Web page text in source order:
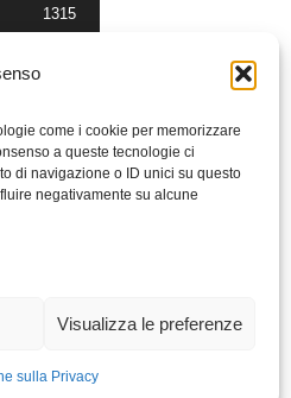
come i cookie per memorizzare
a queste tecnologie ci
di navigazione o ID unici su questo
negativamente su alcune
Visualizza le preferenze
sulla Privacy
1315